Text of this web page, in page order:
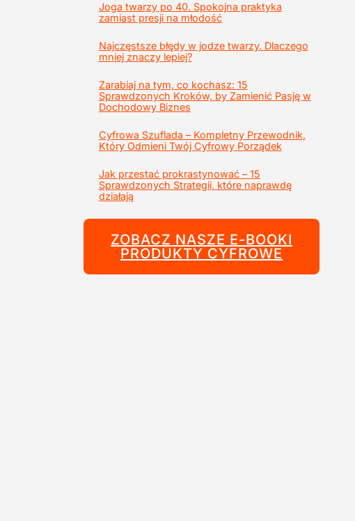
Joga twarzy po 40. Spokojna praktyka
zamiast presji na młodość
Najczęstsze błędy w jodze twarzy. Dlaczego
mniej znaczy lepiej?
Zarabiaj na tym, co kochasz: 15
Sprawdzonych Kroków, by Zamienić Pasję w
Dochodowy Biznes
Cyfrowa Szuflada – Kompletny Przewodnik,
Który Odmieni Twój Cyfrowy Porządek
Jak przestać prokrastynować – 15
Sprawdzonych Strategii, które naprawdę
działają
ZOBACZ NASZE E-BOOKI
PRODUKTY CYFROWE